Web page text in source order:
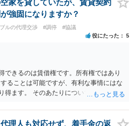
家を貸していたが、賃貸契約
強固になりますか？
ルの代理交渉 #調停 #協議
役にたった 5
できるのは賃借権です。所有権ではあり
ることは可能ですが、有利な事情にはな
得ます。 そのあたりについては、お近く
理人も対応せず、着手金の返